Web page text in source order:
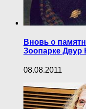
Вновь о
Зоопарке Двур
08.08.2011